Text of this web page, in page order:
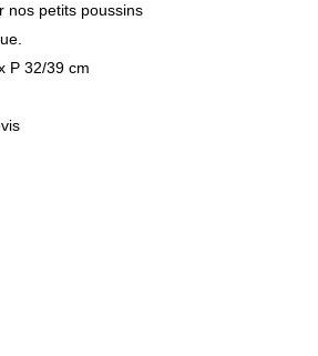
nos petits poussins
P 32/39 cm